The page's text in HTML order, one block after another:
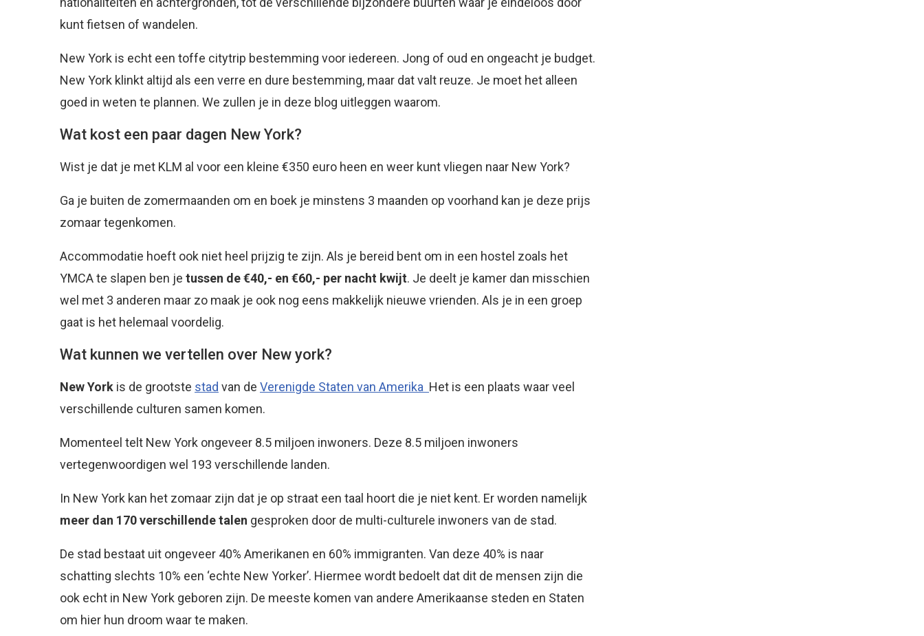
kunt fietsen of wandelen.
New York is echt een toffe citytrip bestemming voor iedereen. Jong of oud en ongeacht je budget.
New York klinkt altijd als een verre en dure bestemming, maar dat valt reuze. Je moet het alleen
goed in weten te plannen. We zullen je in deze blog uitleggen waarom.
Wat kost een paar dagen New York?
Wist je dat je met KLM al voor een kleine €350 euro heen en weer kunt vliegen naar New York?
Ga je buiten de zomermaanden om en boek je minstens 3 maanden op voorhand kan je deze prijs
zomaar tegenkomen.
Accommodatie hoeft ook niet heel prijzig te zijn. Als je bereid bent om in een hostel zoals het
YMCA te slapen ben je tussen de €40,- en €60,- per nacht kwijt. Je deelt je kamer dan misschien
wel met 3 anderen maar zo maak je ook nog eens makkelijk nieuwe vrienden. Als je in een groep
gaat is het helemaal voordelig.
Wat kunnen we vertellen over New york?
New York is de grootste stad van de Verenigde Staten van Amerika Het is een plaats waar veel
verschillende culturen samen komen.
Momenteel telt New York ongeveer 8.5 miljoen inwoners. Deze 8.5 miljoen inwoners
vertegenwoordigen wel 193 verschillende landen.
In New York kan het zomaar zijn dat je op straat een taal hoort die je niet kent. Er worden namelijk
meer dan 170 verschillende talen gesproken door de multi-culturele inwoners van de stad.
De stad bestaat uit ongeveer 40% Amerikanen en 60% immigranten. Van deze 40% is naar
schatting slechts 10% een ‘echte New Yorker’. Hiermee wordt bedoelt dat dit de mensen zijn die
ook echt in New York geboren zijn. De meeste komen van andere Amerikaanse steden en Staten
om hier hun droom waar te maken.